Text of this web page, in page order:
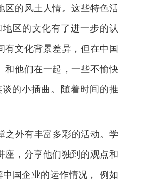
区的风土人情。这些特色活
区的文化有了进一步的认
文化背景差异，但在中国
和他们在一起，一些不愉快
的小插曲。随着时间的推
之外有丰富多彩的活动。学
座，分享他们独到的观点和
国企业的运作情况， 例如